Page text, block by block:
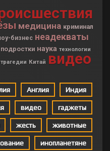
медицина криминал
бизнес неадекваты
подростки наука технологии
трагедии Китай видео
Англия Индия
видео гаджеты
жесть животные
инопланетяне